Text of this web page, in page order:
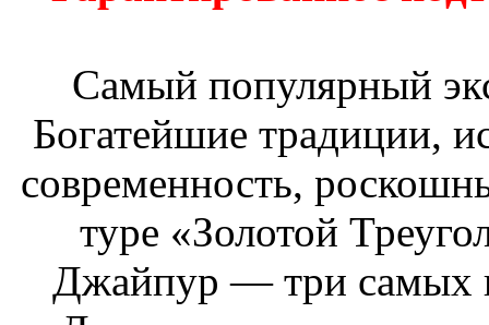
Самый популярный
Богатейшие традиции,
современность,
туре «Золотой
Джайпур — три самых